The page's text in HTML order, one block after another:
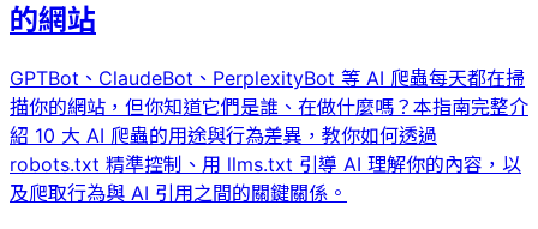
的網站
GPTBot、ClaudeBot、PerplexityBot 等 AI 爬蟲每天都在掃
描你的網站，但你知道它們是誰、在做什麼嗎？本指南完整介
紹 10 大 AI 爬蟲的用途與行為差異，教你如何透過
robots.txt 精準控制、用 llms.txt 引導 AI 理解你的內容，以
及爬取行為與 AI 引用之間的關鍵關係。